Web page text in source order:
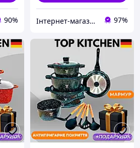
90% Інтернет-магазин товарів з Німеччини та Європи 97%